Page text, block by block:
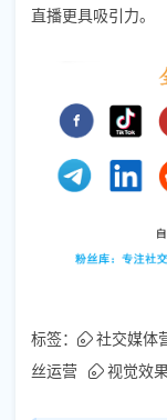
直播更具吸引力。
标签： 社交媒体
丝运营
视觉效